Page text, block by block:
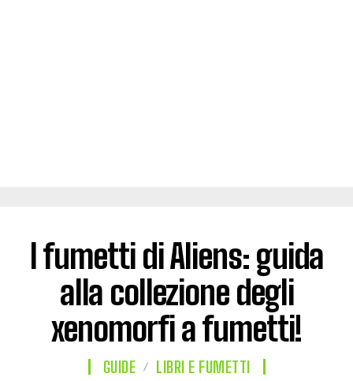
I fumetti di Aliens: guida
alla collezione degli
xenomorfi a fumetti!
GUIDE LIBRI E FUMETTI